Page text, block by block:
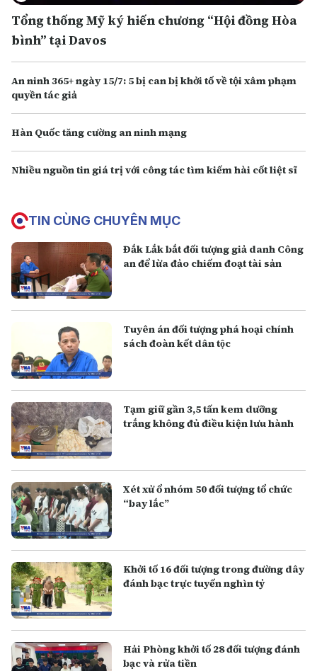
TIN CÙNG CHUYÊN MỤC
Đắk Lắk bắt đối tượng giả danh Công
an để lừa đảo chiếm đoạt tài sản
Tuyên án đối tượng phá hoại chính
sách đoàn kết dân tộc
Tạm giữ gần 3,5 tấn kem dưỡng
trắng không đủ điều kiện lưu hành
Xét xử ổ nhóm 50 đối tượng tổ chức
“bay lắc”
Khởi tố 16 đối tượng trong đường dây
đánh bạc trực tuyến nghìn tỷ
Hải Phòng khởi tố 28 đối tượng đánh
bạc và rửa tiền
Tổng thống Mỹ ký hiến chương “Hội đồng Hòa
bình” tại Davos
An ninh 365+ ngày 15/7: 5 bị can bị khởi tố về tội xâm phạm
quyền tác giả
Hàn Quốc tăng cường an ninh mạng
Nhiều nguồn tin giá trị với công tác tìm kiếm hài cốt liệt sĩ